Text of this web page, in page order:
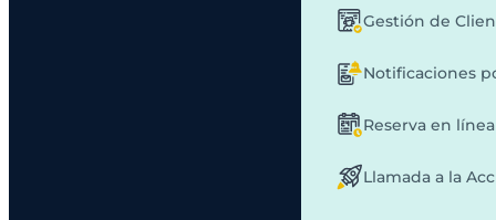
Gestión de
Notificaciones
Reserva en línea
Llamada a la